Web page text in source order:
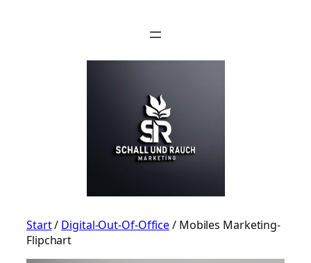
Start/ Digital-Out-Of-Office/ Mobiles Marketing-
Flipchart